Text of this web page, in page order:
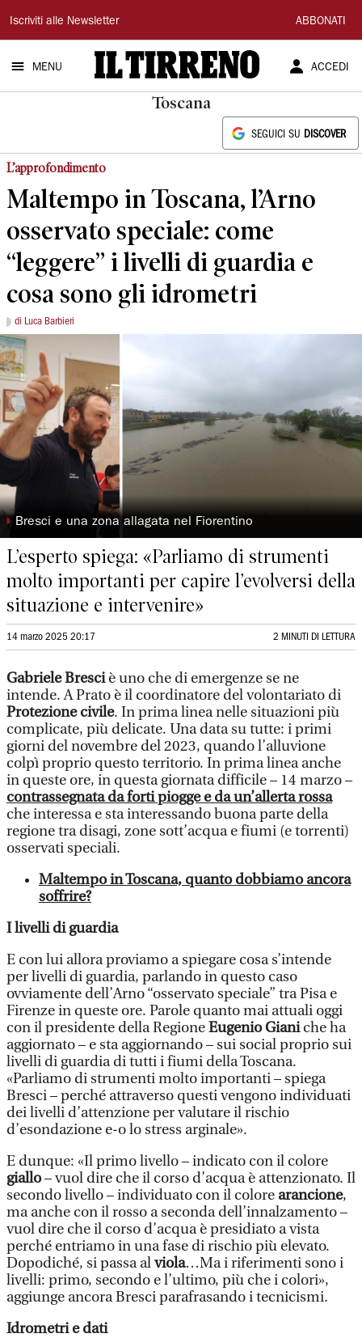
Il
Tirreno
Iscriviti alle Newsletter ABBONATI
MENU ACCEDI
Toscana
SEGUICI SU DISCOVER
L’approfondimento
Maltempo in Toscana, l’Arno
osservato speciale: come
“leggere” i livelli di guardia e
cosa sono gli idrometri
di Luca Barbieri
◗ Bresci e una zona allagata nel Fiorentino
L’esperto spiega: «Parliamo di strumenti
molto importanti per capire l’evolversi della
situazione e intervenire»
14 marzo 2025 20:17 2 MINUTI DI LETTURA
Gabriele Bresciè uno che di emergenze se ne
intende. A Prato è il coordinatore del volontariato di
Protezione civile. In prima linea nelle situazioni più
complicate, più delicate. Una data su tutte: i primi
giorni del novembre del 2023, quando l’alluvione
colpì proprio questo territorio. In prima linea anche
in queste ore, in questa giornata difficile – 14 marzo –
contrassegnata da forti piogge e da un’allerta rossa
che interessa e sta interessando buona parte della
regione tra disagi, zone sott’acqua e fiumi (e torrenti)
osservati speciali.
Maltempo in Toscana, quanto dobbiamo ancora
soffrire?
I livelli di guardia
E con lui allora proviamo a spiegare cosa s’intende
per livelli di guardia, parlando in questo caso
ovviamente dell’Arno “osservato speciale” tra Pisa e
Firenze in queste ore. Parole quanto mai attuali oggi
con il presidente della RegioneEugenio Gianiche ha
aggiornato – e sta aggiornando – sui social proprio sui
livelli di guardia di tutti i fiumi della Toscana.
«Parliamo di strumenti molto importanti – spiega
Bresci – perché attraverso questi vengono individuati
dei livelli d’attenzione per valutare il rischio
d’esondazione e-o lo stress arginale».
E dunque: «Il primo livello – indicato con il colore
giallo– vuol dire che il corso d’acqua è attenzionato. Il
secondo livello – individuato con il colore arancione,
ma anche con il rosso a seconda dell’innalzamento –
vuol dire che il corso d’acqua è presidiato a vista
perché entriamo in una fase di rischio più elevato.
Dopodiché, si passa alviola…Ma i riferimenti sono i
livelli: primo, secondo e l’ultimo, più che i colori»,
aggiunge ancora Bresci parafrasando i tecnicismi.
Idrometri e dati